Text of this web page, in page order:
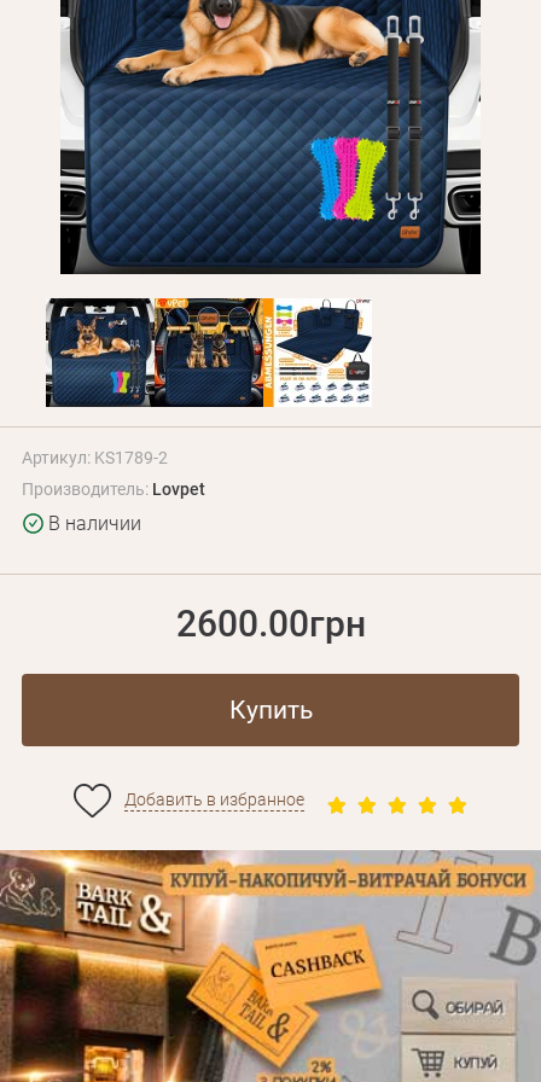
Оплата и доставка
Программа лояльности
О Нас
Оптовым клиентам
Контакты
+380 (95) 095-00-05
Артикул: KS1789-2
Производитель: Lovpet
В наличии
2600.00грн
Купить
Добавить в избранное